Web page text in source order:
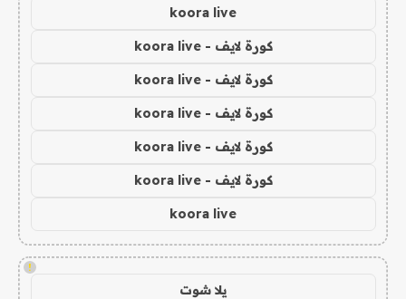
koora live
كورة لايف - koora live
كورة لايف - koora live
كورة لايف - koora live
كورة لايف - koora live
كورة لايف - koora live
koora live
!
يلا شوت